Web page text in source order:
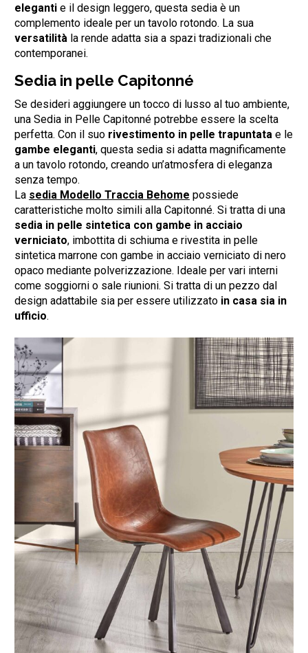
elegantie il design leggero, questa sedia è un
complemento ideale per un tavolo rotondo. La sua
versatilitàla rende adatta sia a spazi tradizionali che
contemporanei.
Sedia in pelle Capitonné
Se desideri aggiungere un tocco di lusso al tuo ambiente,
una Sedia in Pelle Capitonné potrebbe essere la scelta
perfetta. Con il suo rivestimento in pelle trapuntatae le
gambe eleganti, questa sedia si adatta magnificamente
a un tavolo rotondo, creando un’atmosfera di eleganza
senza tempo.
La sedia Modello Traccia Behome possiede
caratteristiche molto simili alla Capitonné. Si tratta di una
sedia in pelle sintetica con gambe in acciaio
verniciato, imbottita di schiuma e rivestita in pelle
sintetica marrone con gambe in acciaio verniciato di nero
opaco mediante polverizzazione. Ideale per vari interni
come soggiorni o sale riunioni. Si tratta di un pezzo dal
design adattabile sia per essere utilizzato in casa sia in
ufficio.